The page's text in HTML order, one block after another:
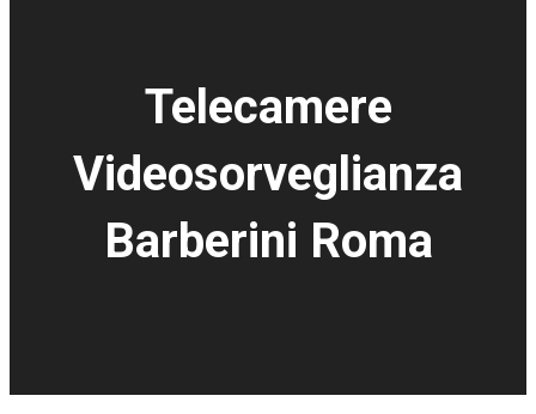
Telecamere
Videosorveglianza
Barberini Roma